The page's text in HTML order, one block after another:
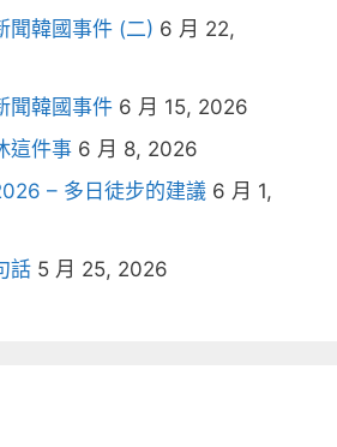
聞韓國事件 (二) 6 月 22,
聞韓國事件 6 月 15, 2026
這件事 6 月 8, 2026
– 多日徒步的建議 6 月 1,
話 5 月 25, 2026